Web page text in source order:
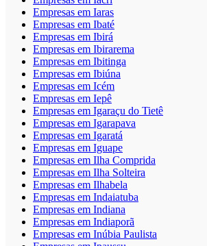
Empresas em Iaras
Empresas em Ibaté
Empresas em Ibirá
Empresas em Ibirarema
Empresas em Ibitinga
Empresas em Ibiúna
Empresas em Icém
Empresas em Iepê
Empresas em Igaraçu do Tietê
Empresas em Igarapava
Empresas em Igaratá
Empresas em Iguape
Empresas em Ilha Comprida
Empresas em Ilha Solteira
Empresas em Ilhabela
Empresas em Indaiatuba
Empresas em Indiana
Empresas em Indiaporã
Empresas em Inúbia Paulista